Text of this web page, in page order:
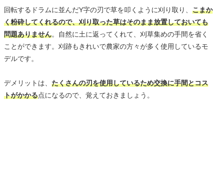
回転するドラムに並んだY字の刃で草を叩くように刈り取り、 こまか
く粉砕してくれるので、刈り取った草はそのまま放置しておいても
問題ありません。自然に土に返ってくれて、刈草集めの手間を省く
ことができます。刈跡もきれいで農家の方々が多く使用しているモ
デルです。
デメリットは、 たくさんの刃を使用しているため交換に手間とコス
トがかかる点になるので、覚えておきましょう。